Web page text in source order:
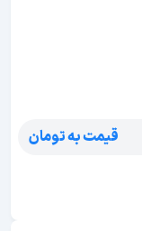
قیمت به تومان